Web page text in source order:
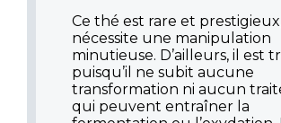
Ce thé est rare et prestigieux,
nécessite une manipulation
minutieuse. D’ailleurs, il est
puisqu’il ne subit aucune
transformation ni aucun
qui peuvent entraîner la